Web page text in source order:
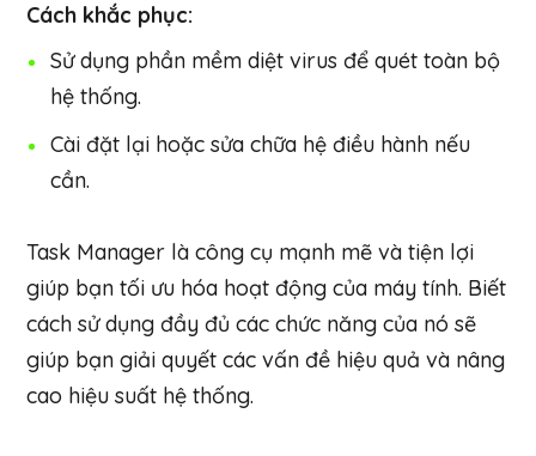
Cách khắc phục:
Sử dụng phần mềm diệt virus để quét toàn bộ
hệ thống.
Cài đặt lại hoặc sửa chữa hệ điều hành nếu
cần.
Task Manager là công cụ mạnh mẽ và tiện lợi
giúp bạn tối ưu hóa hoạt động của máy tính. Biết
cách sử dụng đầy đủ các chức năng của nó sẽ
giúp bạn giải quyết các vấn đề hiệu quả và nâng
cao hiệu suất hệ thống.